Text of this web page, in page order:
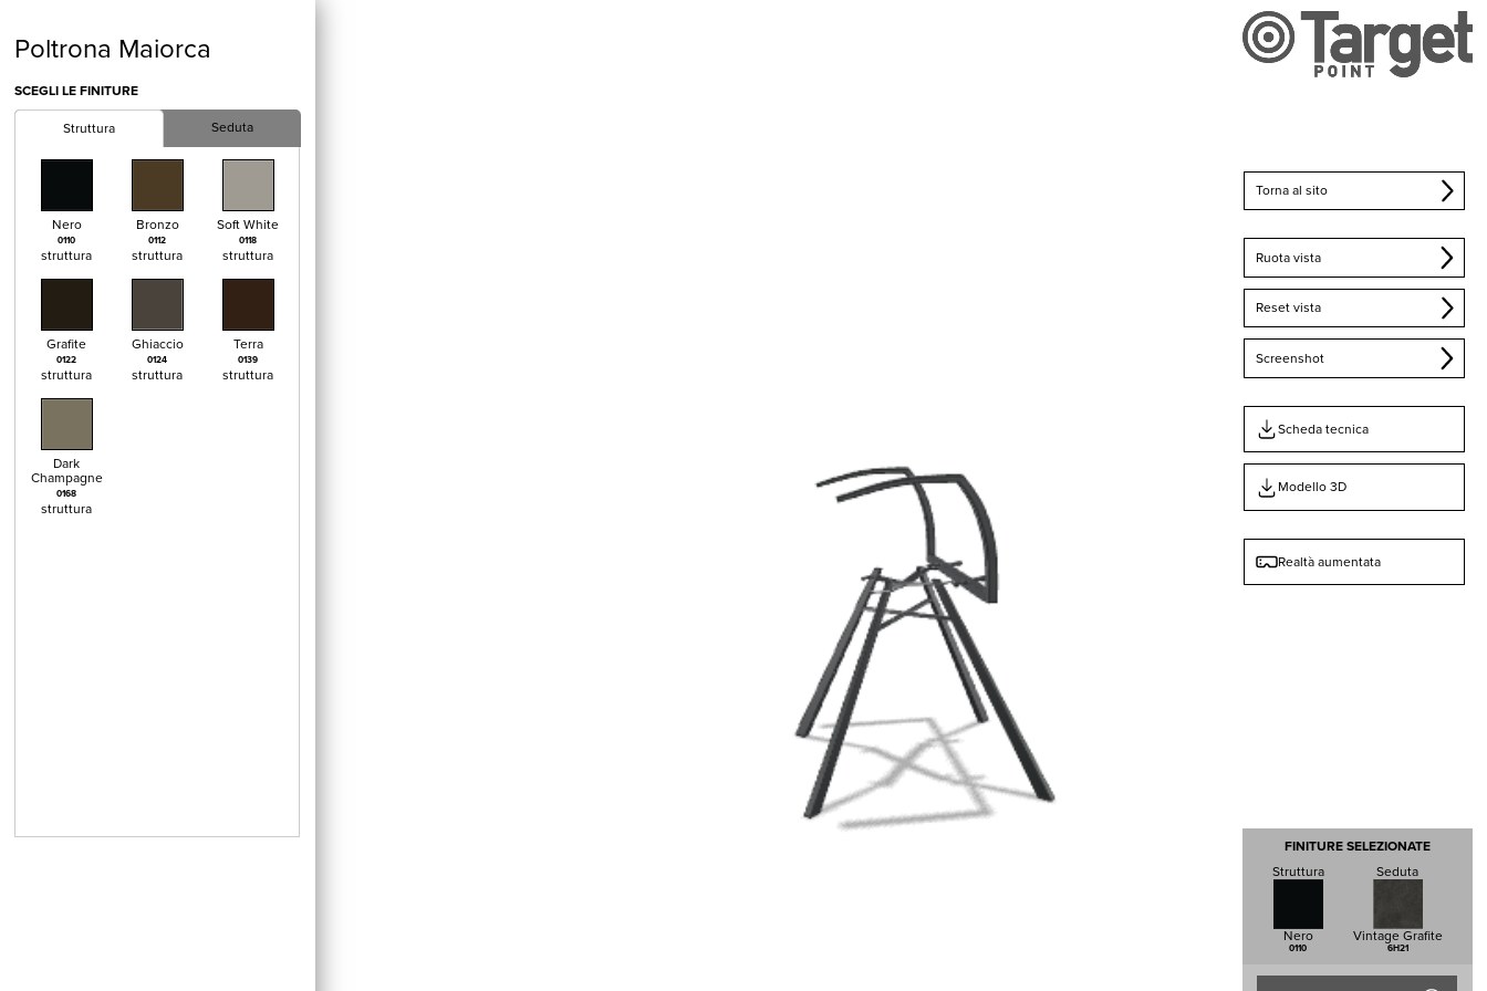
Poltrona Maiorca
SCEGLI LE FINITURE
Struttura
Seduta
Nero
0110
struttura
Bronzo
0112
struttura
Soft White
0118
struttura
Grafite
0122
struttura
Ghiaccio
0124
struttura
Terra
0139
struttura
Dark
Champagne
0168
struttura
Torna al sito
Ruota vista
Reset vista
Screenshot
Scheda tecnica
Modello 3D
Realtà aumentata
FINITURE SELEZIONATE
Struttura
Nero
0110
Seduta
Vintage Grafite
6H21